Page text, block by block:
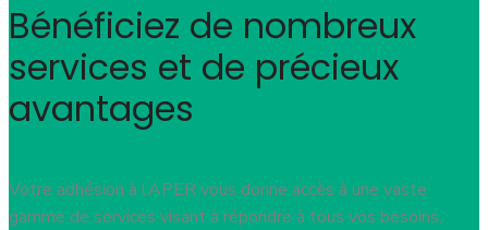
Bénéficiez de nombreux
services et de précieux
avantages
Votre adhésion à l’APER vous donne accès à une vaste
gamme de services visant à répondre à tous vos besoins,